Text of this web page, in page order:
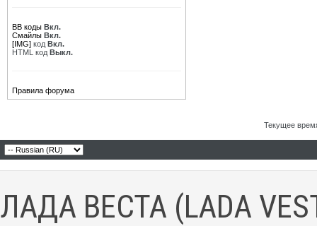
BB коды Вкл.
Смайлы Вкл.
[IMG] код Вкл.
HTML код Выкл.
Правила форума
Текущее
ЛАДА ВЕСТА (LADA